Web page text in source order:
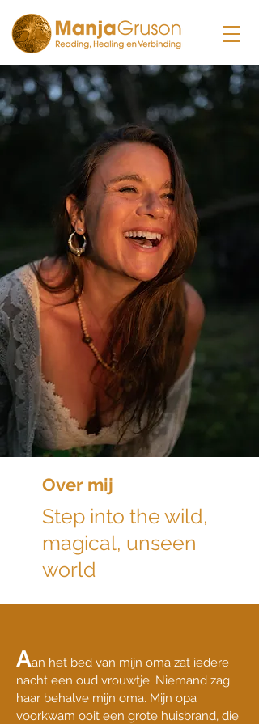
Over mij
Step into the wild,
magical, unseen
world
Aan het bed van mijn oma zat iedere
nacht een oud vrouwtje. Niemand zag
haar behalve mijn oma. Mijn opa
voorkwam ooit een grote huisbrand, die